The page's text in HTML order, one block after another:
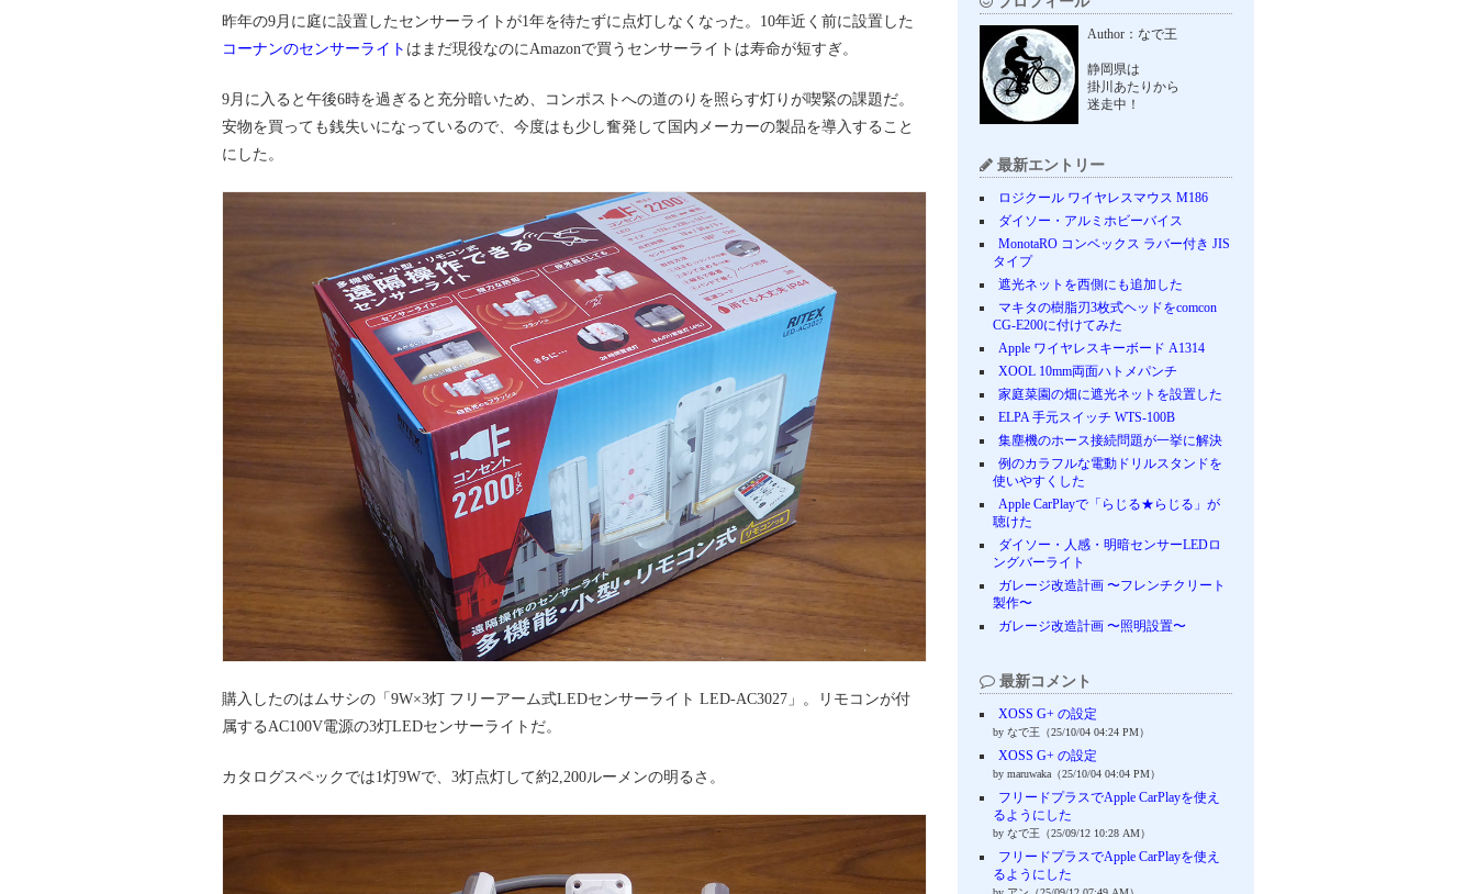
昨年の9月に庭に設置したセンサーライトが1年を待たずに点灯しなくなった。10年近く前に設置した
コーナンのセンサーライト はまだ現役なのにAmazonで買うセンサーライトは寿命が短すぎ。
9月に入ると午後6時を過ぎると充分暗いため、コンポストへの道のりを照らす灯りが喫緊の課題だ。
安物を買っても銭失いになっているので、今度はも少し奮発して国内メーカーの製品を導入すること
にした。
購入したのはムサシの「9W×3灯 フリーアーム式LEDセンサーライト LED-AC3027」。リモコンが付
属するAC100V電源の3灯LEDセンサーライトだ。
カタログスペックでは1灯9Wで、3灯点灯して約2,200ルーメンの明るさ。
Author：なで王
静岡県は
掛川あたりから
迷走中！
最新エントリー
ロジクール ワイヤレスマウス M186
ダイソー・アルミホビーバイス
MonotaRO コンベックス ラバー付き JIS
タイプ
遮光ネットを西側にも追加した
マキタの樹脂刃3枚式ヘッドをcomcon
CG-E200に付けてみた
Apple ワイヤレスキーボード A1314
XOOL 10mm両面ハトメパンチ
家庭菜園の畑に遮光ネットを設置した
ELPA 手元スイッチ WTS-100B
集塵機のホース接続問題が一挙に解決
例のカラフルな電動ドリルスタンドを
使いやすくした
Apple CarPlayで「らじる★らじる」が
聴けた
ダイソー・人感・明暗センサーLEDロ
ングバーライト
ガレージ改造計画 〜フレンチクリート
製作〜
ガレージ改造計画 〜照明設置〜
最新コメント
XOSS G+ の設定
by なで王（25/10/04 04:24 PM）
XOSS G+ の設定
by maruwaka（25/10/04 04:04 PM）
フリードプラスでApple CarPlayを使え
るようにした
by なで王（25/09/12 10:28 AM）
フリードプラスでApple CarPlayを使え
るようにした